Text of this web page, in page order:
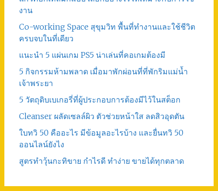
งาน
Co-working Space สุขุมวิท พื้นที่ทำงานและใช้ชีวิต
ครบจบในที่เดียว
แนะนำ 5 แผ่นเกม PS5 น่าเล่นที่คอเกมต้องมี
5 กิจกรรมห้ามพลาด เมื่อมาพักผ่อนที่ที่พักริมแม่น้ำ
เจ้าพระยา
5 วัตถุดิบเบเกอรี่ที่ผู้ประกอบการต้องมีไว้ในสต็อก
Cleanser ผลัดเซลล์ผิว ตัวช่วยหน้าใส ลดสิวอุดตัน
ใบทวิ 50 คืออะไร มีข้อมูลอะไรบ้าง และยื่นทวิ 50
ออนไลน์ยังไง
สูตรทําวุ้นกะทิขาย กำไรดี ทำง่าย ขายได้ทุกตลาด